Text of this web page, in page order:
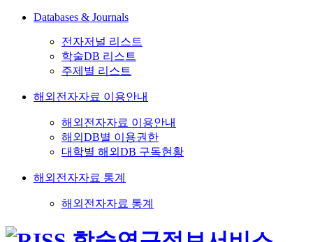
Databases & Journals
전자저널 리스트
학술DB 리스트
주제별 리스트
해외전자자료 이용안내
해외전자자료 이용안내
해외DB별 이용권한
대학별 해외DB 구독현황
해외전자자료 통계
해외전자자료 통계